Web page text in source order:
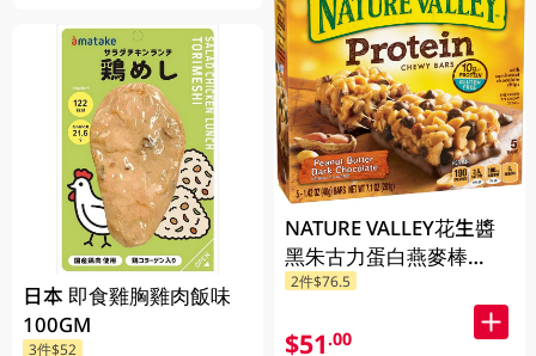
日本 即食雞胸雞肉飯味
100GM
3件$52
NATURE VALLEY花生醬
黑朱古力蛋白燕麥棒
201GM
2件$76.5
$51.00